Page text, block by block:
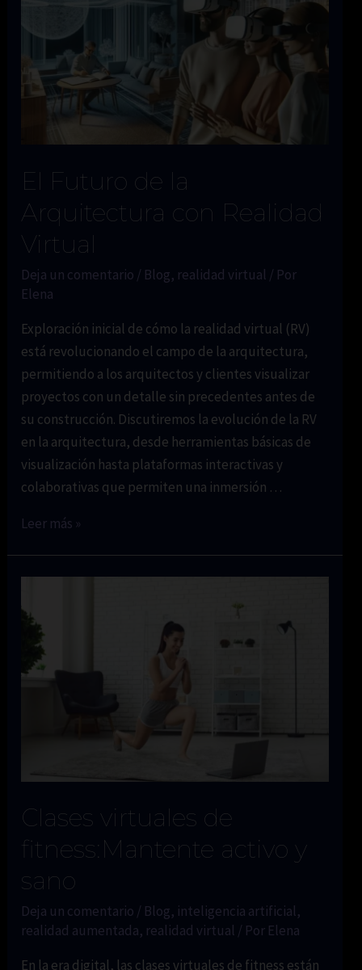
Última
Década
El Futuro de la
Arquitectura con Realidad
Virtual
Deja un comentario / Blog, realidad virtual / Por
Elena
Exploración inicial de cómo la realidad virtual (RV)
está revolucionando el campo de la arquitectura,
permitiendo a los arquitectos y clientes visualizar
proyectos con un detalle sin precedentes antes de
su construcción. Discutiremos la evolución de la RV
en la arquitectura, desde herramientas básicas de
visualización hasta plataformas interactivas y
colaborativas que permiten una inmersión …
El
Arquitectura
con
Realidad
Virtual
Leer más »
Clases virtuales de
fitness:Mantente activo y
sano
Deja un comentario / Blog, inteligencia artificial,
realidad aumentada, realidad virtual / Por Elena
En la era digital, las clases virtuales de fitness están